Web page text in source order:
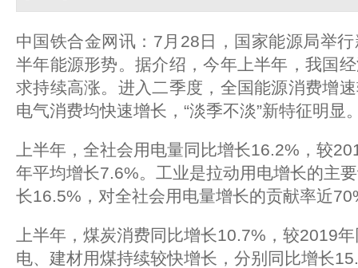
中国铁合金网讯：7月28日，国家能源局举
半年能源形势。据介绍，今年上半年，我国
求持续高涨。进入二季度，全国能源消费增
电气消费均快速增长，“淡季不淡”新特征明显
上半年，全社会用电量同比增长16.2%，较
年平均增长7.6%。工业是拉动用电增长的主
长16.5%，对全社会用电量增长的贡献率近
上半年，煤炭消费同比增长10.7%，较2019
电、建材用煤持续较快增长，分别同比增长